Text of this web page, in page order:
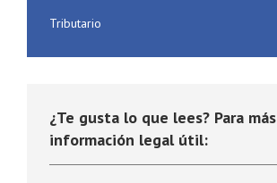
Tributario
¿Te gusta lo que lees? Para más
información legal útil: